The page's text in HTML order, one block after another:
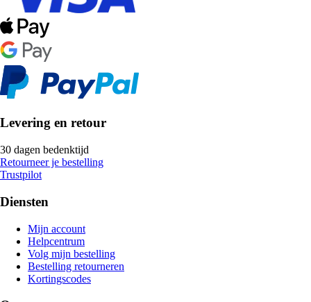
Levering en retour
30 dagen bedenktijd
Retourneer je bestelling
Trustpilot
Diensten
Mijn account
Helpcentrum
Volg mijn bestelling
Bestelling retourneren
Kortingscodes